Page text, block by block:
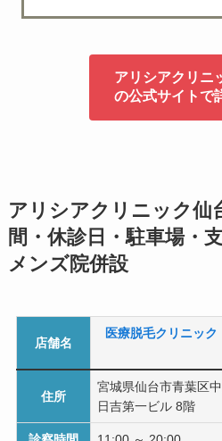
アリシアクリニ
の公式サイトで
アリシアクリニック仙
間・休診日・駐車場・
メンズ院併設
店舗名
医療脱毛クリニック
住所
宮城県仙台市青葉区
日吉第一ビル 8階